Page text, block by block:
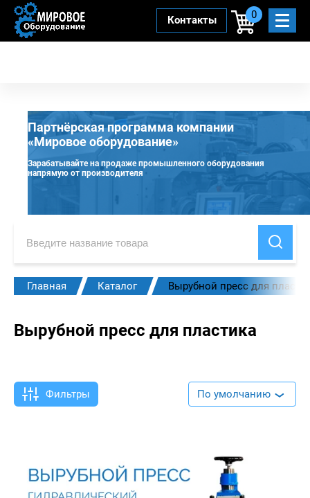
Контакты 0
Партнёрская программа компании
«Мировое оборудование»
Зарабатывайте на продаже промышленного оборудования
напрямую от производителя
Главная Каталог Вырубной пресс для
Вырубной пресс для пластика
Фильтры По умолчанию